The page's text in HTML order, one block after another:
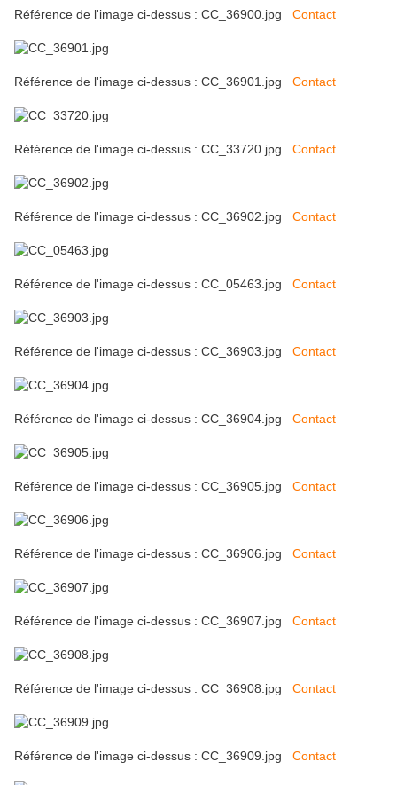
Référence de l'image ci-dessus : CC_36900.jpg Contact
Référence de l'image ci-dessus : CC_36901.jpg Contact
Référence de l'image ci-dessus : CC_33720.jpg Contact
Référence de l'image ci-dessus : CC_36902.jpg Contact
Référence de l'image ci-dessus : CC_05463.jpg Contact
Référence de l'image ci-dessus : CC_36903.jpg Contact
Référence de l'image ci-dessus : CC_36904.jpg Contact
Référence de l'image ci-dessus : CC_36905.jpg Contact
Référence de l'image ci-dessus : CC_36906.jpg Contact
Référence de l'image ci-dessus : CC_36907.jpg Contact
Référence de l'image ci-dessus : CC_36908.jpg Contact
Référence de l'image ci-dessus : CC_36909.jpg Contact